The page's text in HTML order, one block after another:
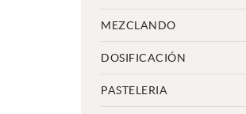
MEZCLANDO
DOSIFICACIÓN
PASTELERIA